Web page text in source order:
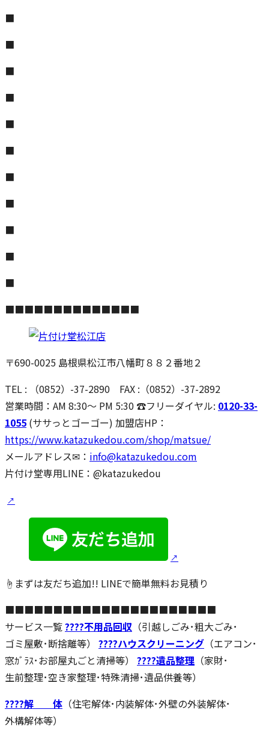
■
■
■
■
■
■
■
■
■
■
■
■■■■■■■■■■■■■■
〒690-0025 島根県松江市八幡町８８２番地２
TEL : （0852）-37-2890 FAX :（0852）-37-2892
営業時間：AM 8:30～ PM 5:30 ☎フリーダイヤル: 0120-33-
1055 (ササっとゴーゴー) 加盟店HP：
https://www.katazukedou.com/shop/matsue/
メールアドレス✉： info@katazukedou.com
片付け堂専用LINE：@katazukedou
☝まずは友だち追加!! LINEで簡単無料お見積り
■■■■■■■■■■■■■■■■■■■■■■
サービス一覧????不用品回収 （引越しごみ･粗大ごみ･
ゴミ屋敷･断捨離等） ????ハウスクリーニング （エアコン･
窓ｶﾞﾗｽ･お部屋丸ごと清掃等） ????遺品整理 （家財･
生前整理･空き家整理･特殊清掃･遺品供養等）
????解 体 （住宅解体･内装解体･外壁の外装解体･
外構解体等）